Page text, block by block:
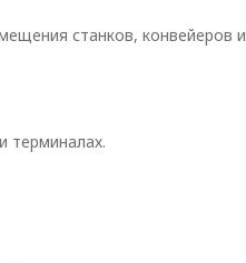
станков, конвейеров и
терминалах.